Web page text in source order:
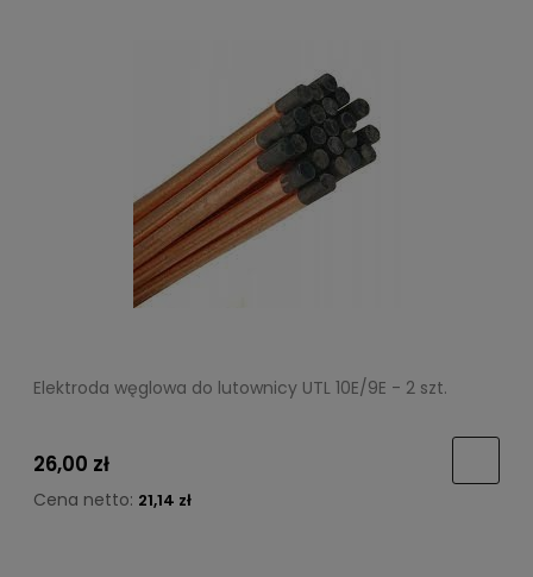
Elektroda węglowa do lutownicy UTL 10E/9E - 2 szt.
26,00 zł
Cena netto: 21,14 zł